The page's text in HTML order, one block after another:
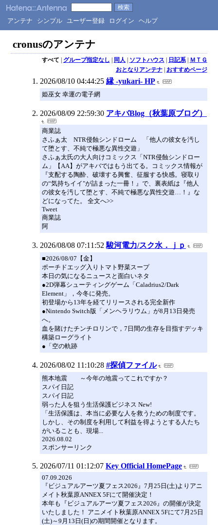
アンテナ シンプル ユーザー登録 ログイン ヘルプ
cronusのアンテナ
すべて | グループ指定なし | 同人 | ソフトハウス | 日記系| ＭＴＧ
おとなりアンテナ| おすすめページ
2026/08/10 04:44:25 縁 -yukari- HP
姫巫女 幸運の電子網
2026/08/09 22:59:30 アキバBlog（秋葉原ブログ）
商業誌
さふぁ太 NTR侵蝕シンドローム 「他人の彼女を汚し
て堕とす、不純で極悪な異性交遊」
さふぁ太氏の大人向けコミックス「NTR侵蝕シンドロー
ム」【AA】がアキバではもう出てる。コミックス情報が
『支配する陶酔、破壊する興奮、征服する快感。寝取り
の“気持ちイイ"が詰まった一冊！』で、裏表紙は『他人
の彼女を汚して堕とす、不純で極悪な異性交遊…！』な
どになってた。 全文へ>>
Tweet
商業誌
阿
2026/08/08 07:11:52 駿河電力/スク水．ｊｐ
■2026/08/07【金】
ポーチドエッグ入りトマト野菜スープ
本日の気になるニュースと面白いネタ
●2D弾幕シューティングゲーム「Caladrius2/Dark
Element」，今冬に発売。
初登場から13年を経てリリースされる完全新作
●Nintendo Switch版「メンヘラリウム」が8月13日発売
へ。
血を賭けたチンチロリンで，7日間の生存を目指すデッキ
構築ローグライト
●「空の軌跡
2026/08/02 11:10:28 #探偵ファイル
熊本地震 ～今年の地震ってこれですか？
スパイ日記
スパイ日記
弱った人を狙う生活保護ビジネス New!
「生活保護は、本当に必要な人を救うための制度です。
しかし、その制度を利用して利益を得ようとする人たち
がいることも、現場...
2026.08.02
スポンサーリンク
2026/07/11 01:12:07 Key Official HomePage
07.09.2026
『ビジュアルアーツ夏フェス2026』7月25日(土)よりアニ
メイト秋葉原ANNEX 5Fにて開催決定！
本年も『ビジュアルアーツ夏フェス2026』の開催が決定
いたしました！ アニメイト秋葉原ANNEX 5Fにて7月25日
(土)～9月13日(日)の期間開催となります。